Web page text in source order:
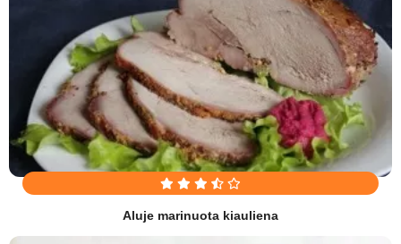
Aluje marinuota kiauliena